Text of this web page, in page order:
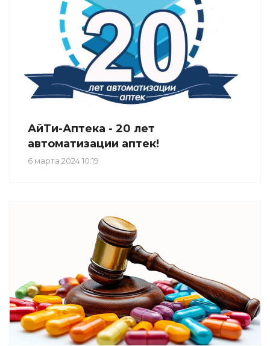
АйТи-Аптека - 20 лет
автоматизации аптек!
6 марта 2024 10:19